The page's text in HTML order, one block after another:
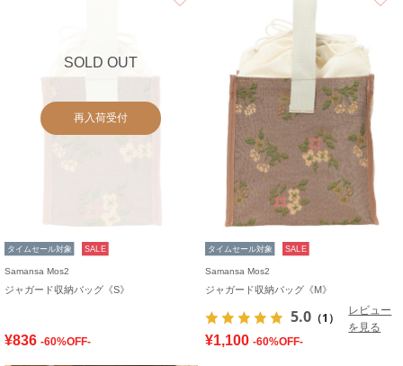
SOLD OUT
再入荷受付
タイムセール対象 SALE
Samansa Mos2
ジャガード収納バッグ《S》
¥836 -60%OFF-
タイムセール対象 SALE
Samansa Mos2
ジャガード収納バッグ《M》
5.0 （1）
レビュー
を見る
¥1,100 -60%OFF-